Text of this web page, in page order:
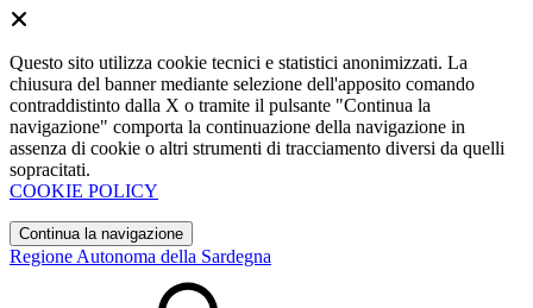
Questo sito utilizza cookie tecnici e statistici anonimizzati. La
chiusura del banner mediante selezione dell'apposito comando
contraddistinto dalla X o tramite il pulsante "Continua la
navigazione" comporta la continuazione della navigazione in
assenza di cookie o altri strumenti di tracciamento diversi da quelli
sopracitati.
COOKIE POLICY
Continua la navigazione
Regione Autonoma della Sardegna